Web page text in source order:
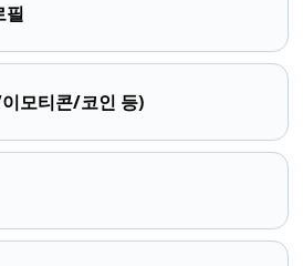
필
모티콘/코인 등)